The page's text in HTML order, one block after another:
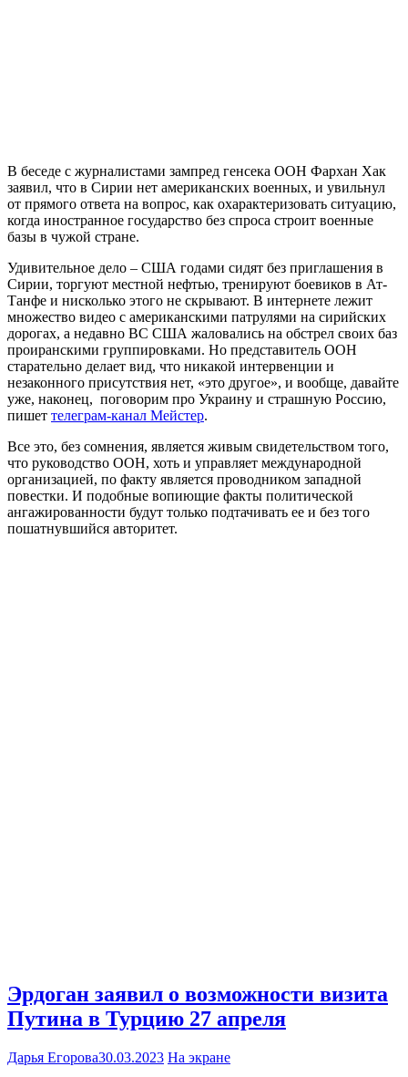
В беседе с журналистами зампред генсека ООН Фархан Хак
заявил, что в Сирии нет американских военных, и увильнул
от прямого ответа на вопрос, как охарактеризовать ситуацию,
когда иностранное государство без спроса строит военные
базы в чужой стране.
Удивительное дело – США годами сидят без приглашения в
Сирии, торгуют местной нефтью, тренируют боевиков в Ат-
Танфе и нисколько этого не скрывают. В интернете лежит
множество видео с американскими патрулями на сирийских
дорогах, а недавно ВС США жаловались на обстрел своих баз
проиранскими группировками. Но представитель ООН
старательно делает вид, что никакой интервенции и
незаконного присутствия нет, «это другое», и вообще, давайте
уже, наконец, поговорим про Украину и страшную Россию,
пишет телеграм-канал Мейстер.
Все это, без сомнения, является живым свидетельством того,
что руководство ООН, хоть и управляет международной
организацией, по факту является проводником западной
повестки. И подобные вопиющие факты политической
ангажированности будут только подтачивать ее и без того
пошатнувшийся авторитет.
Эрдоган заявил о возможности визита
Путина в Турцию 27 апреля
Дарья Егорова30.03.2023 На экране